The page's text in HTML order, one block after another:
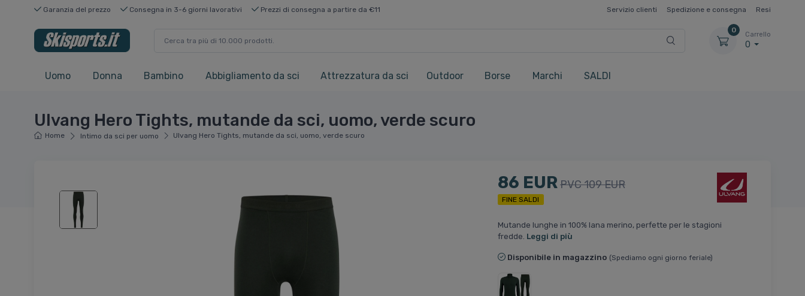
Garanzia del prezzo Consegna in 3-6 giorni lavorativi Prezzi di consegna a partire da €11 Servizio clienti Spedizione e consegna Resi
0
Carrello
0
Uomo Donna Bambino Abbigliamento da sci Attrezzatura da sci Outdoor Borse Marchi SALDI
Ulvang Hero Tights, mutande da sci, uomo, verde scuro
Home Intimo da sci per uomo Ulvang Hero Tights, mutande da sci, uomo, verde scuro
86 EURPVC 109 EUR
FINE SALDI
Mutande lunghe in 100% lana merino, perfette per le stagioni
fredde. Leggi di più
Disponibile in magazzino (Spediamo ogni giorno feriale)